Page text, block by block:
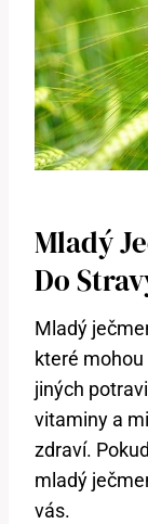
Mladý
Do
Mladý
které
jiných
vitaminy a
zdraví.
mladý
vás.